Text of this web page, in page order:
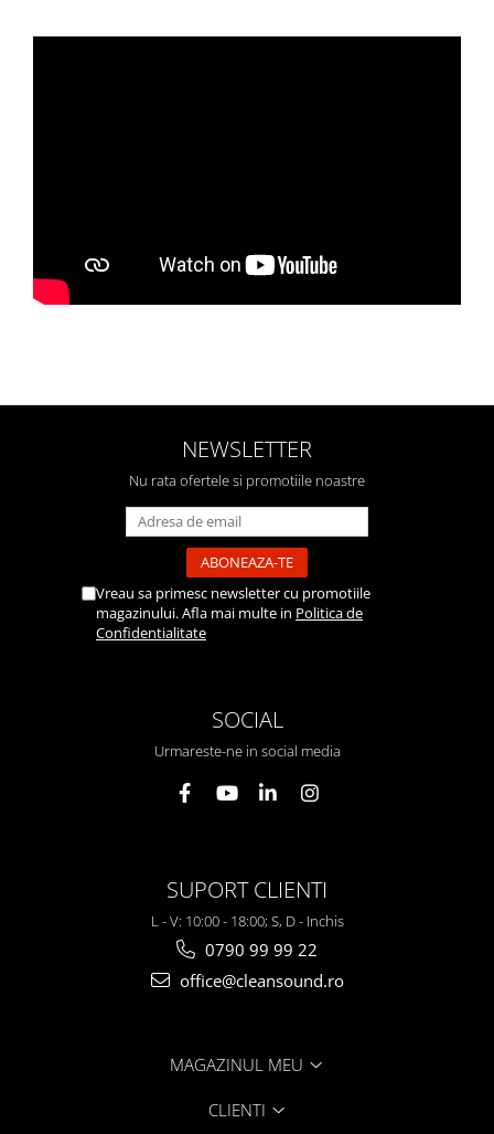
NEWSLETTER
Nu rata ofertele si promotiile noastre
Vreau sa primesc newsletter cu promotiile
magazinului. Afla mai multe in Politica de
Confidentialitate
SOCIAL
Urmareste-ne in social media
SUPORT CLIENTI
L - V: 10:00 - 18:00; S, D - Inchis
0790 99 99 22
office@cleansound.ro
MAGAZINUL MEU
CLIENTI